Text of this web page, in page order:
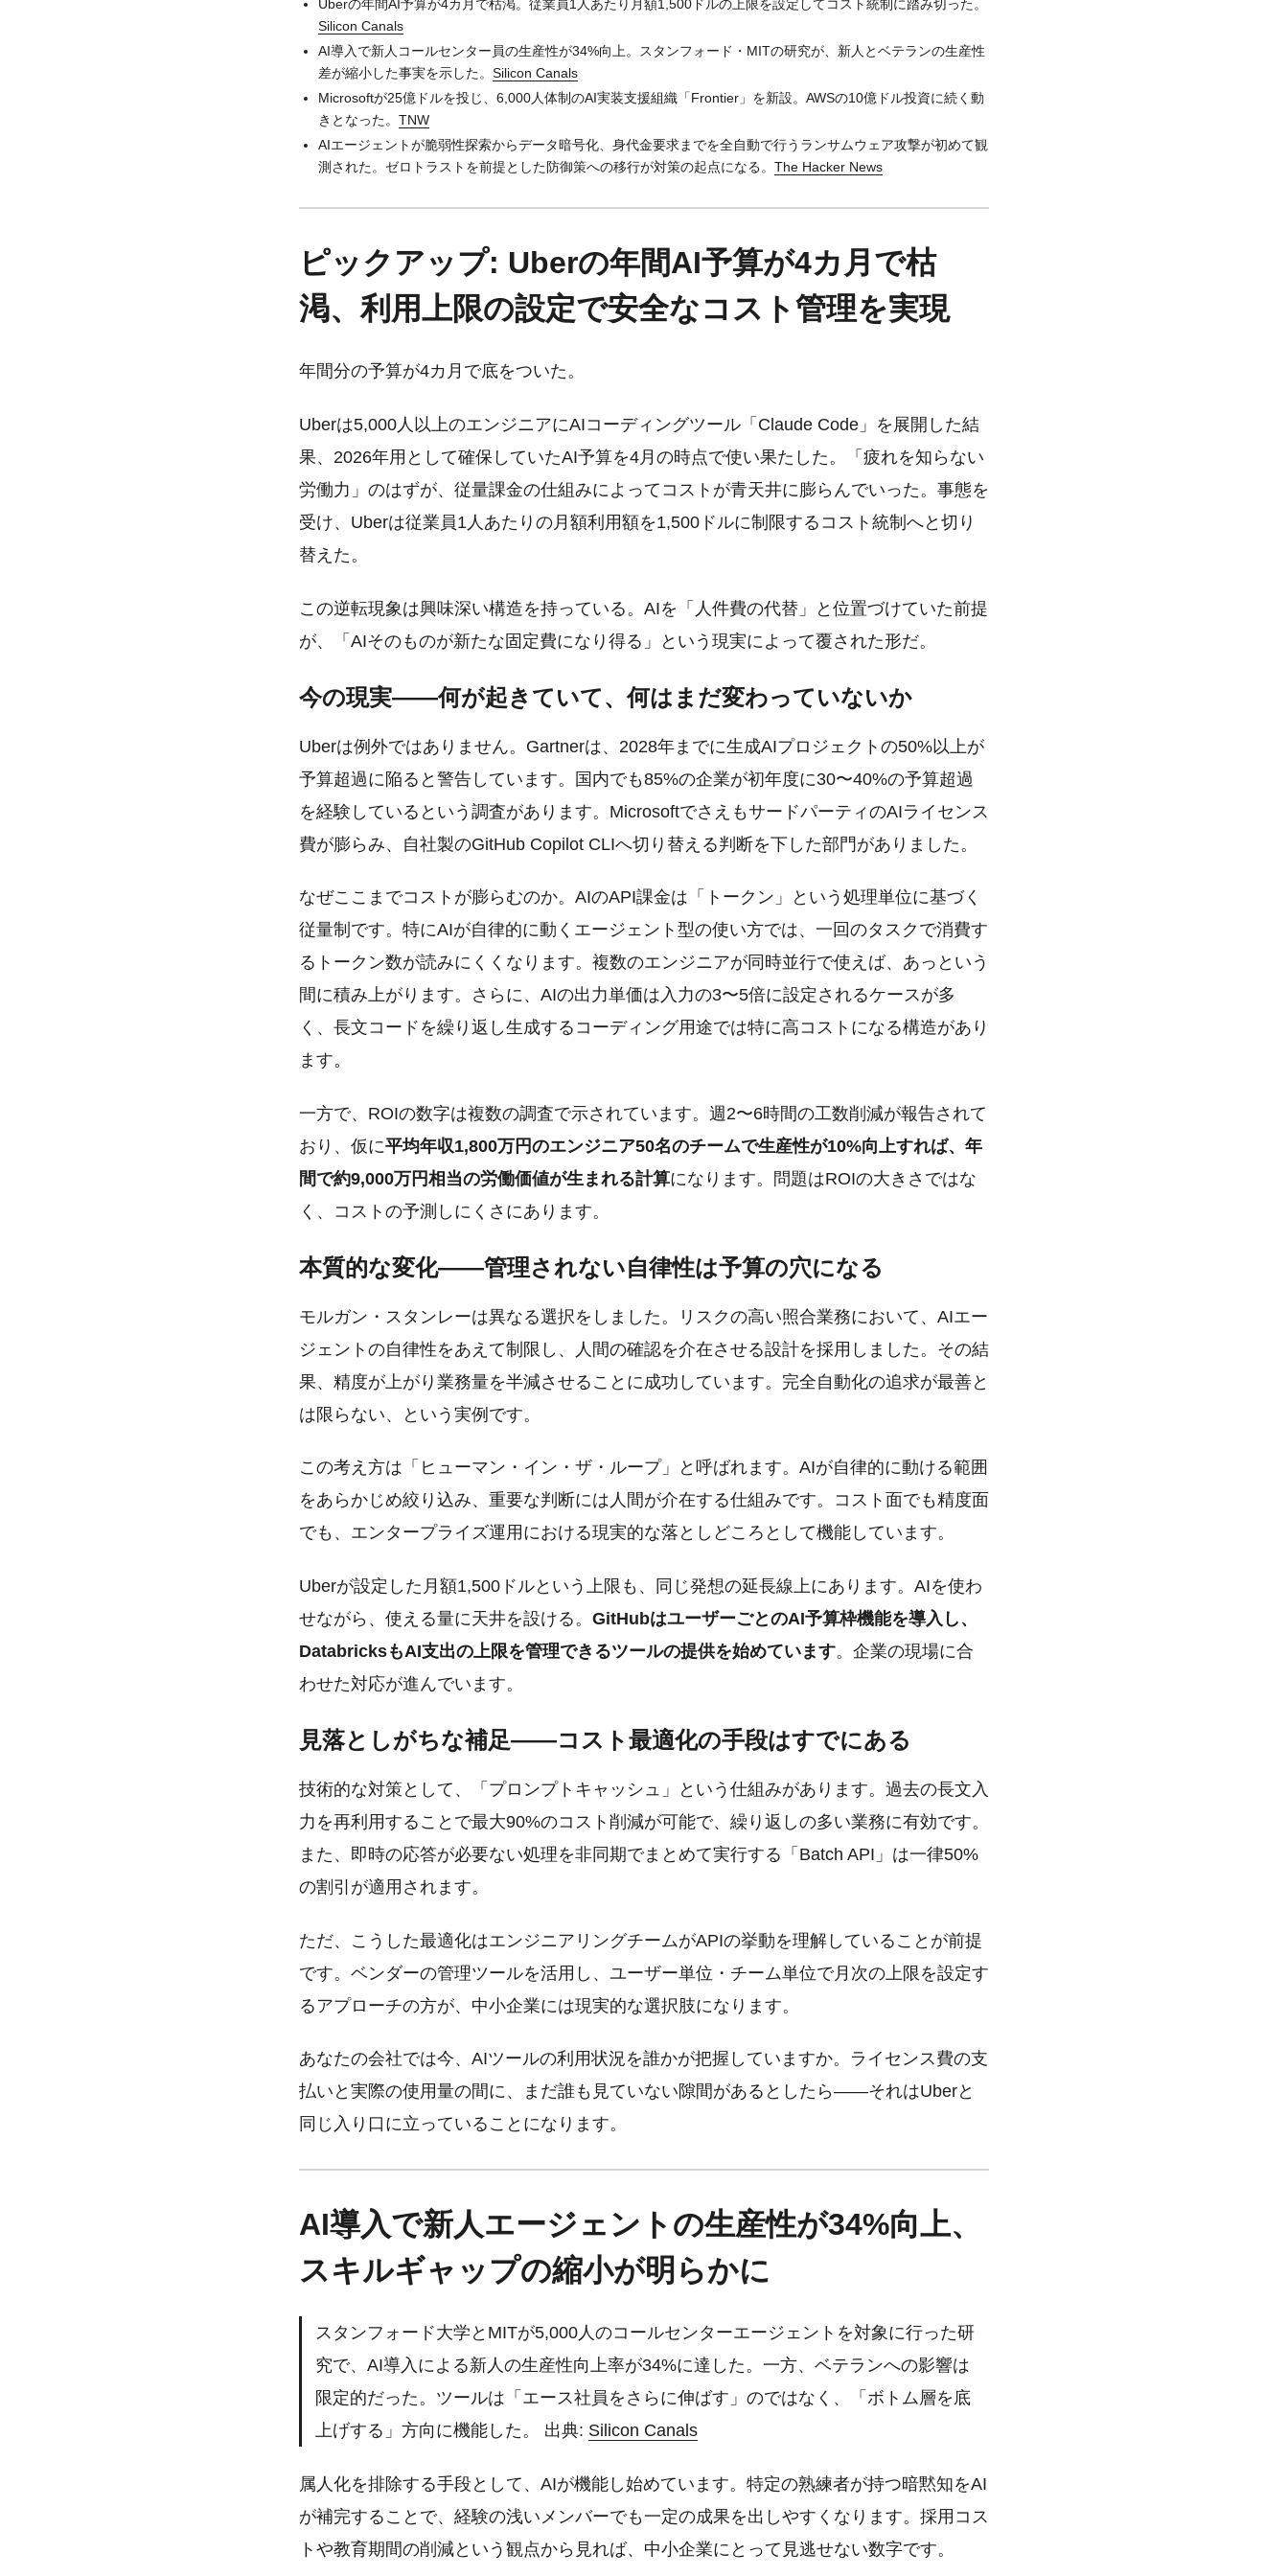
Uberの年間AI予算が4カ月で枯渇。従業員1人あたり月額1,500ドルの上限を設定してコスト統制に踏み切った。
Silicon Canals
AI導入で新人コールセンター員の生産性が34%向上。スタンフォード・MITの研究が、新人とベテランの生産性
差が縮小した事実を示した。 Silicon Canals
Microsoftが25億ドルを投じ、6,000人体制のAI実装支援組織「Frontier」を新設。AWSの10億ドル投資に続く動
きとなった。 TNW
AIエージェントが脆弱性探索からデータ暗号化、身代金要求までを全自動で行うランサムウェア攻撃が初めて観
測された。ゼロトラストを前提とした防御策への移行が対策の起点になる。 The Hacker News
ピックアップ: Uberの年間AI予算が4カ月で枯
渇、利用上限の設定で安全なコスト管理を実現
年間分の予算が4カ月で底をついた。
Uberは5,000人以上のエンジニアにAIコーディングツール「Claude Code」を展開した結
果、2026年用として確保していたAI予算を4月の時点で使い果たした。「疲れを知らない
労働力」のはずが、従量課金の仕組みによってコストが青天井に膨らんでいった。事態を
受け、Uberは従業員1人あたりの月額利用額を1,500ドルに制限するコスト統制へと切り
替えた。
この逆転現象は興味深い構造を持っている。AIを「人件費の代替」と位置づけていた前提
が、「AIそのものが新たな固定費になり得る」という現実によって覆された形だ。
今の現実——何が起きていて、何はまだ変わっていないか
Uberは例外ではありません。Gartnerは、2028年までに生成AIプロジェクトの50%以上が
予算超過に陥ると警告しています。国内でも85%の企業が初年度に30〜40%の予算超過
を経験しているという調査があります。MicrosoftでさえもサードパーティのAIライセンス
費が膨らみ、自社製のGitHub Copilot CLIへ切り替える判断を下した部門がありました。
なぜここまでコストが膨らむのか。AIのAPI課金は「トークン」という処理単位に基づく
従量制です。特にAIが自律的に動くエージェント型の使い方では、一回のタスクで消費す
るトークン数が読みにくくなります。複数のエンジニアが同時並行で使えば、あっという
間に積み上がります。さらに、AIの出力単価は入力の3〜5倍に設定されるケースが多
く、長文コードを繰り返し生成するコーディング用途では特に高コストになる構造があり
ます。
一方で、ROIの数字は複数の調査で示されています。週2〜6時間の工数削減が報告されて
おり、仮に平均年収1,800万円のエンジニア50名のチームで生産性が10%向上すれば、年
間で約9,000万円相当の労働価値が生まれる計算になります。問題はROIの大きさではな
く、コストの予測しにくさにあります。
本質的な変化——管理されない自律性は予算の穴になる
モルガン・スタンレーは異なる選択をしました。リスクの高い照合業務において、AIエー
ジェントの自律性をあえて制限し、人間の確認を介在させる設計を採用しました。その結
果、精度が上がり業務量を半減させることに成功しています。完全自動化の追求が最善と
は限らない、という実例です。
この考え方は「ヒューマン・イン・ザ・ループ」と呼ばれます。AIが自律的に動ける範囲
をあらかじめ絞り込み、重要な判断には人間が介在する仕組みです。コスト面でも精度面
でも、エンタープライズ運用における現実的な落としどころとして機能しています。
Uberが設定した月額1,500ドルという上限も、同じ発想の延長線上にあります。AIを使わ
せながら、使える量に天井を設ける。 GitHubはユーザーごとのAI予算枠機能を導入し、
DatabricksもAI支出の上限を管理できるツールの提供を始めています。企業の現場に合
わせた対応が進んでいます。
見落としがちな補足——コスト最適化の手段はすでにある
技術的な対策として、「プロンプトキャッシュ」という仕組みがあります。過去の長文入
力を再利用することで最大90%のコスト削減が可能で、繰り返しの多い業務に有効です。
また、即時の応答が必要ない処理を非同期でまとめて実行する「Batch API」は一律50%
の割引が適用されます。
ただ、こうした最適化はエンジニアリングチームがAPIの挙動を理解していることが前提
です。ベンダーの管理ツールを活用し、ユーザー単位・チーム単位で月次の上限を設定す
るアプローチの方が、中小企業には現実的な選択肢になります。
あなたの会社では今、AIツールの利用状況を誰かが把握していますか。ライセンス費の支
払いと実際の使用量の間に、まだ誰も見ていない隙間があるとしたら——それはUberと
同じ入り口に立っていることになります。
AI導入で新人エージェントの生産性が34%向上、
スキルギャップの縮小が明らかに
スタンフォード大学とMITが5,000人のコールセンターエージェントを対象に行った研
究で、AI導入による新人の生産性向上率が34%に達した。一方、ベテランへの影響は
限定的だった。ツールは「エース社員をさらに伸ばす」のではなく、「ボトム層を底
上げする」方向に機能した。 出典: Silicon Canals
属人化を排除する手段として、AIが機能し始めています。特定の熟練者が持つ暗黙知をAI
が補完することで、経験の浅いメンバーでも一定の成果を出しやすくなります。採用コス
トや教育期間の削減という観点から見れば、中小企業にとって見逃せない数字です。